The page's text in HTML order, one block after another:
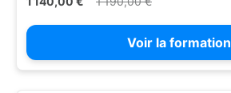
Voir la formation